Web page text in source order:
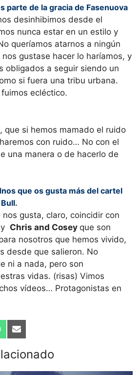
parte de la gracia de Fasenuova
desinhibimos desde el
nunca estar en un estilo y
queríamos atarnos a ningún
gustase hacer lo haríamos, y
obligados a seguir siendo un
si fuera una tribu urbana.
ecléctico.
que si hemos mamado el ruido
con ruido… No con el
una manera o de hacerlo de
que os gusta más del cartel
nos gusta, claro, coincidir con
y Chris and Cosey que son
nosotros que hemos vivido,
desde que salieron. No
ni a nada, pero son
vidas. (risas) Vimos
vídeos… Protagonistas en
WhatsApp
Compartir
en
Email